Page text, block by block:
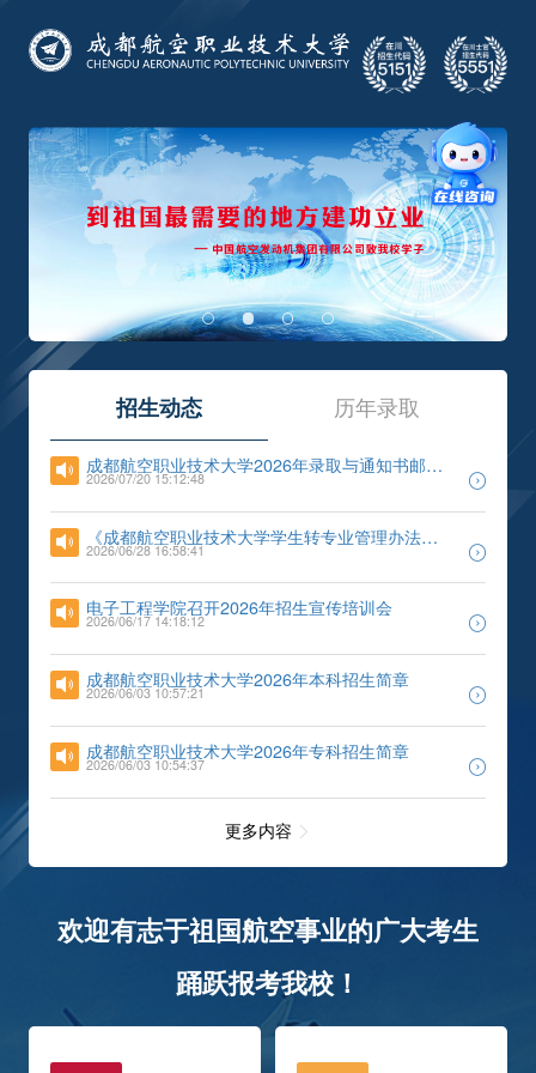
招生动态 历年录取
成都航空职业技术大学2026年录取与通知书邮寄
进度查询
2026/07/20 15:12:48
《成都航空职业技术大学学生转专业管理办法
（修订）》成...
2026/06/28 16:58:41
电子工程学院召开2026年招生宣传培训会
2026/06/17 14:18:12
成都航空职业技术大学2026年本科招生简章
2026/06/03 10:57:21
成都航空职业技术大学2026年专科招生简章
2026/06/03 10:54:37
更多内容
欢迎有志于祖国航空事业的广大考生
踊跃报考我校！